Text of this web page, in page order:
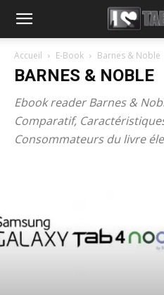
Accueil E-Book Barnes & Noble
BARNES & NOBLE
Ebook reader Barnes &
Comparatif,
Consommateurs du livre